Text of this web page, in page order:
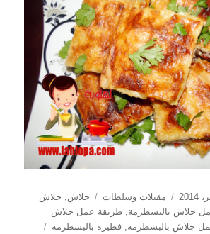
التصنيفات
مقبلات وسلطات الوسوم
جلاش, جلاش
جلاش بالبسطرمة,طريقة عمل جلاش
جلاش بالبسطرمة,فطيرة بالبسطرمة